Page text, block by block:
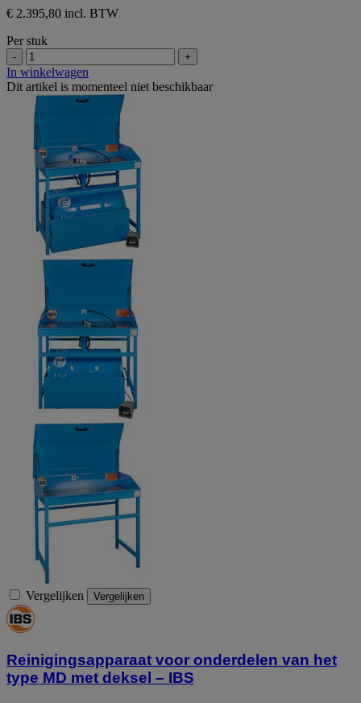
€ 2.395,80 incl. BTW
Per stuk
- +
In winkelwagen
Dit artikel is momenteel niet beschikbaar
Vergelijken Vergelijken
Reinigingsapparaat voor onderdelen van het
type MD met deksel – IBS